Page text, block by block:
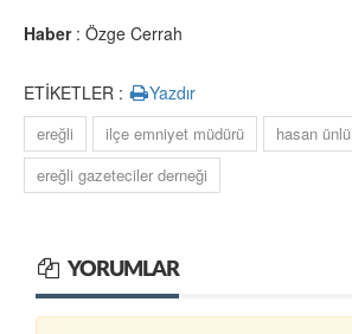
Haber: Özge Cerrah
ETİKETLER : Yazdır
ereğli ilçe emniyet müdürü
hasan ünlü
ereğli gazeteciler derneği
YORUMLAR